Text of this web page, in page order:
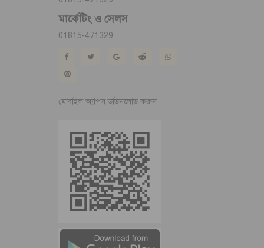
মার্কেটিং ও সেলস
01815-471329
মোবাইল অ্যাপস ডাউনলোড করুন